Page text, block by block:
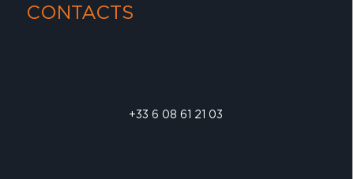
CONTACTS
+33 6 08 61 21 03